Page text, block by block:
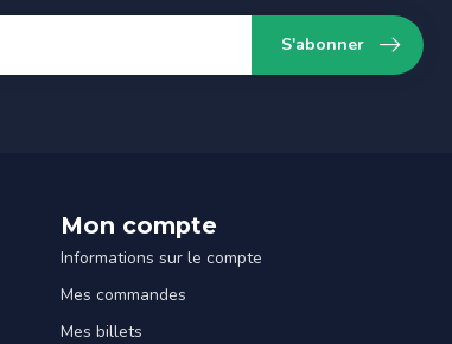
S'abonner
Mon compte
Informations sur le compte
Mes commandes
Mes billets